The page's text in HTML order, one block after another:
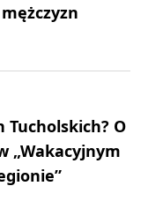
Tucholskich? O
„Wakacyjnym